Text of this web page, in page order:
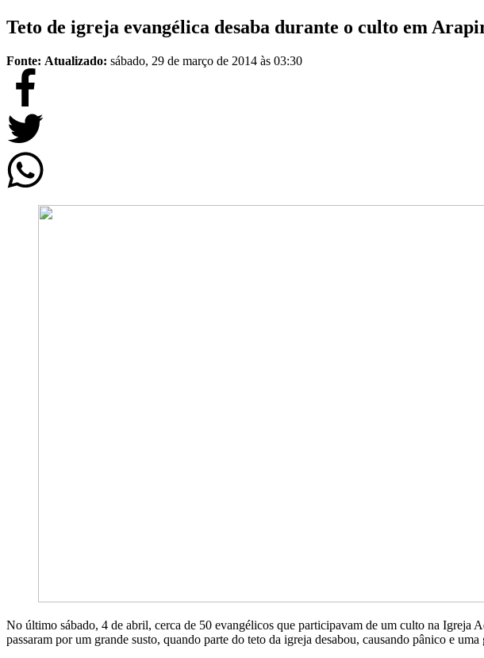
Teto de igreja evangélica desaba durante o culto em
Fonte: Atualizado: sábado, 29 de março de 2014 às 03:30
No último sábado, 4 de abril, cerca de 50 evangélicos que participavam de um culto na
passaram por um grande susto, quando parte do teto da igreja desabou, causando pânico e